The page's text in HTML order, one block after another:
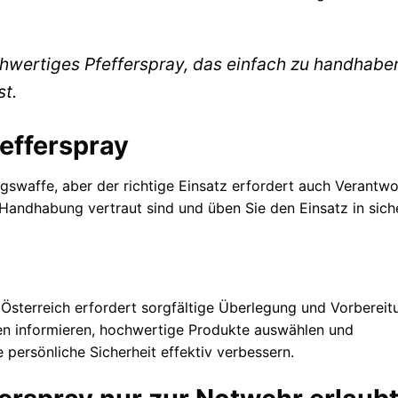
Pfefferspray, das einfach zu
aber der richtige Einsatz erfordert auch
vertraut sind und üben Sie den Einsatz in
erfordert sorgfältige Überlegung und
informieren, hochwertige Produkte auswählen und
Sicherheit effektiv verbessern.